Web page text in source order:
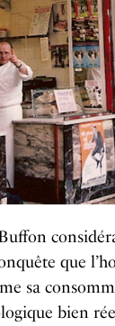
que
sa
bien